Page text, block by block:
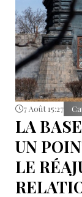
7 Août 15:27
LA
UN
LE